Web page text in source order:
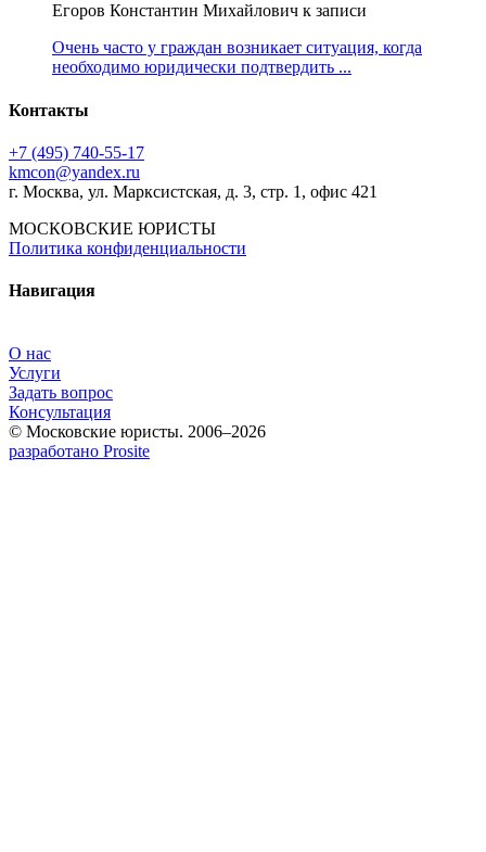
Егоров Константин Михайлович к записи
Очень часто у граждан возникает ситуация, когда
необходимо юридически подтвердить ...
Контакты
+7 (495) 740‑55‑17
kmcon@yandex.ru
г. Москва, ул. Марксистская, д. 3, стр. 1, офис 421
МОСКОВСКИЕ ЮРИСТЫ
Политика конфиденциальности
Навигация
О нас
Услуги
Задать вопрос
Консультация
© Московские юристы. 2006–2026
разработано Prosite